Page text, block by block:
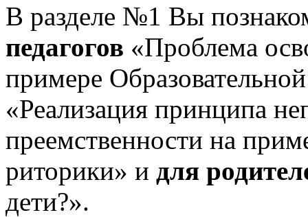
В разделе №1 Вы
педагогов «Проблема
примере
«Реализация принципа
преемственности на
риторики» и для
дети?».